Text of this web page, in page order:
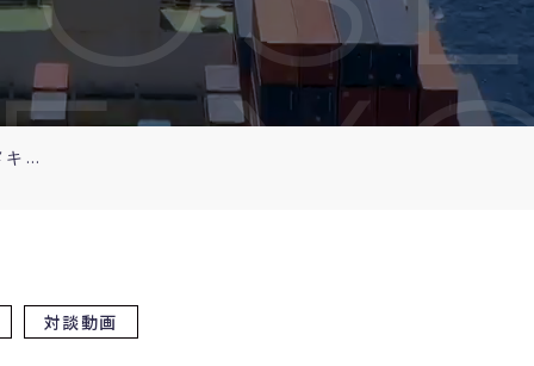
サプライチェーン再構築で注目！メキシコで事業を行う森田社長と対談
対談動画